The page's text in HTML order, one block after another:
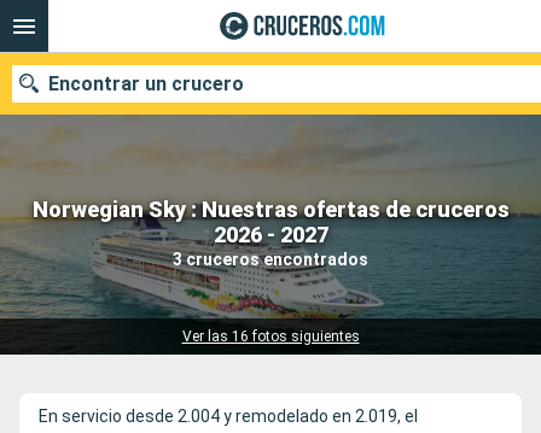
Norwegian Sky : Nuestras ofertas de cruceros
2026 - 2027
3 cruceros encontrados
Ver las 16 fotos siguientes
Encontrar un crucero
Nuestros destinos
Fecha de salida
En servicio desde 2.004 y remodelado en 2.019, el